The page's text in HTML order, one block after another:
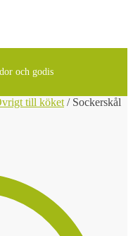
och godis
till köket / Sockerskål